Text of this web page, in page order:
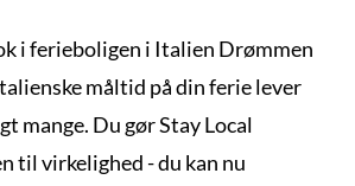
i ferieboligen i Italien Drømmen
måltid på din ferie lever
mange. Du gør Stay Local
til virkelighed - du kan nu